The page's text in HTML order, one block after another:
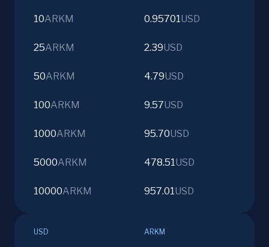
10ARKM 0.95701USD
25ARKM 2.39USD
50ARKM 4.79USD
100ARKM 9.57USD
1000ARKM 95.70USD
5000ARKM 478.51USD
10000ARKM 957.01USD
USD ARKM